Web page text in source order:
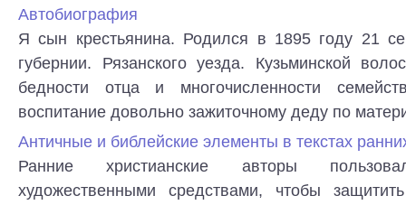
Автобиография
Я сын крестьянина. Родился в 1895 году 21
губернии. Рязанского уезда. Кузьминской
бедности отца и многочисленности
воспитание довольно зажиточному деду по
Античные и библейские элементы в текстах
Ранние христианские авторы
художественными средствами, чтобы